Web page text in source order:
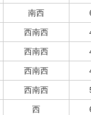
南西
西南西
西南西
西南西
西南西
西